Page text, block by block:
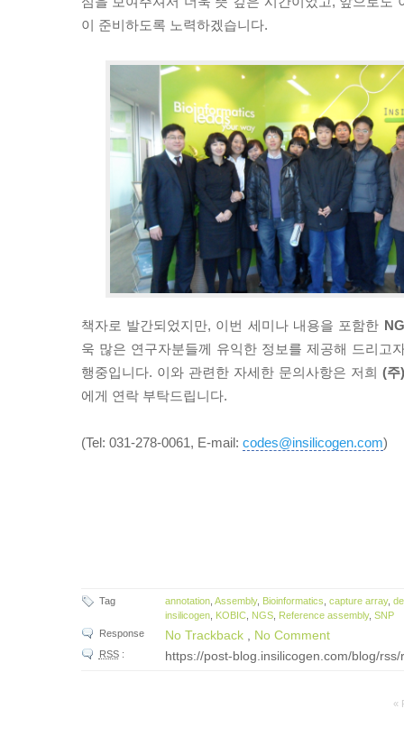
이 준비하도록 노력하겠습니다.
책자로 발간되었지만, 이번 세미나 내용을 포함한
욱 많은 연구자분들께 유익한 정보를 제공해 드리고
행중입니다. 이와 관련한 자세한 문의사항은 저희(주
에게 연락 부탁드립니다.
(Tel: 031-278-0061, E-mail: codes@insilicogen.com)
Tag annotation,Assembly, Bioinformatics,capture array,
insilicogen, KOBIC, NGS, Reference assembly,SNP
Response
No Trackback No Comment
RSS: https://post-blog.insilicogen.com/blog/
«